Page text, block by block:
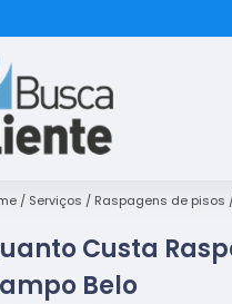
Serviços Raspagens de pisos
Custa
Belo